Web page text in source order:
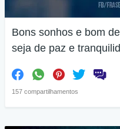
Bons sonhos e bom
seja de paz e
157 compartilhamentos